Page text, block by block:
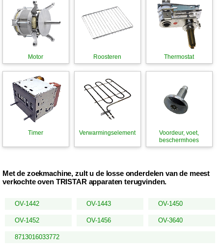
Motor Roosteren Thermostat
Timer Verwarmingselement
Voordeur, voet,
beschermhoes
Met de zoekmachine, zult u de losse onderdelen van de meest
verkochte oven TRISTAR apparaten terugvinden.
OV-1442 OV-1443 OV-1450
OV-1452 OV-1456 OV-3640
8713016033772